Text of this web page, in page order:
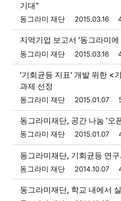
기대“
동그라미 재단 2015.03.16
지역기업 보고서 '동그라미
동그라미 재단 2015.03.16
'기회균등 지표' 개발 위한 <
과제 선정
동그라미 재단 2015.01.07
동그라미재단, 공간 나눔 ‘오
동그라미 재단 2015.01.07
동그라미재단, 기회균등 연
동그라미 재단 2014.10.07
동그라미재단, 학교 내에서